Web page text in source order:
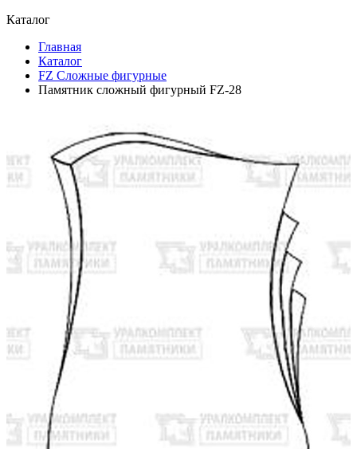
Каталог
Главная
Каталог
FZ Сложные фигурные
Памятник сложный фигурный FZ-28